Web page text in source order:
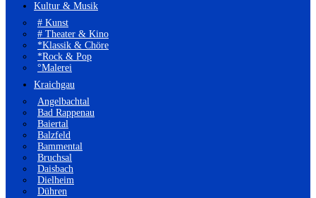
Kultur & Musik
# Kunst
# Theater & Kino
*Klassik & Chöre
*Rock & Pop
°Malerei
Kraichgau
Angelbachtal
Bad Rappenau
Baiertal
Balzfeld
Bammental
Bruchsal
Daisbach
Dielheim
Dühren